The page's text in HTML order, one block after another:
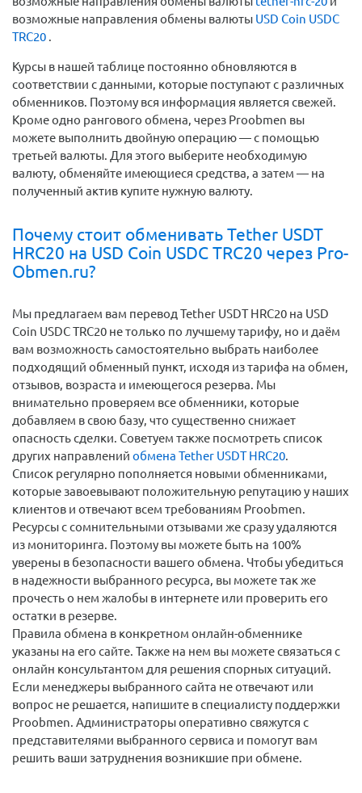
возможные направления обмены валюты USD Coin USDC
TRC20 .
Курсы в нашей таблице постоянно обновляются в
соответствии с данными, которые поступают с различных
обменников. Поэтому вся информация является свежей.
Кроме одно рангового обмена, через Proobmen вы
можете выполнить двойную операцию — с помощью
третьей валюты. Для этого выберите необходимую
валюту, обменяйте имеющиеся средства, а затем — на
полученный актив купите нужную валюту.
Почему стоит обменивать Tether USDT
HRC20 на USD Coin USDC TRC20 через Pro-
Obmen.ru?
Мы предлагаем вам перевод Tether USDT HRC20 на USD
Coin USDC TRC20 не только по лучшему тарифу, но и даём
вам возможность самостоятельно выбрать наиболее
подходящий обменный пункт, исходя из тарифа на обмен,
отзывов, возраста и имеющегося резерва. Мы
внимательно проверяем все обменники, которые
добавляем в свою базу, что существенно снижает
опасность сделки. Советуем также посмотреть список
других направлений обмена Tether USDT HRC20.
Список регулярно пополняется новыми обменниками,
которые завоевывают положительную репутацию у наших
клиентов и отвечают всем требованиям Proobmen.
Ресурсы с сомнительными отзывами же сразу удаляются
из мониторинга. Поэтому вы можете быть на 100%
уверены в безопасности вашего обмена. Чтобы убедиться
в надежности выбранного ресурса, вы можете так же
прочесть о нем жалобы в интернете или проверить его
остатки в резерве.
Правила обмена в конкретном онлайн-обменнике
указаны на его сайте. Также на нем вы можете связаться с
онлайн консультантом для решения спорных ситуаций.
Если менеджеры выбранного сайта не отвечают или
вопрос не решается, напишите в специалисту поддержки
Proobmen. Администраторы оперативно свяжутся с
представителями выбранного сервиса и помогут вам
решить ваши затруднения возникшие при обмене.